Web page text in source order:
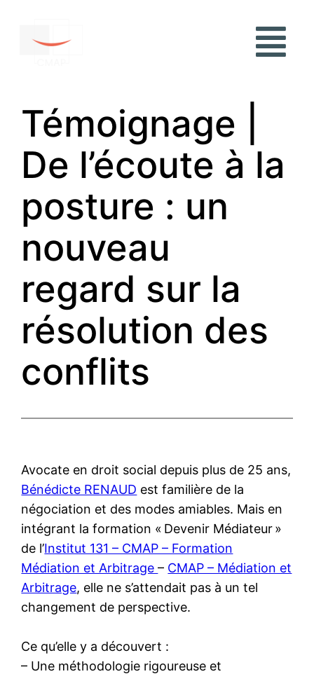
Témoignage |
De l’écoute à la
posture : un
nouveau
regard sur la
résolution des
conflits
Avocate en droit social depuis plus de 25 ans,
Bénédicte RENAUD est familière de la
négociation et des modes amiables. Mais en
intégrant la formation « Devenir Médiateur »
de l’Institut 131 – CMAP – Formation
Médiation et Arbitrage– CMAP – Médiation et
Arbitrage, elle ne s’attendait pas à un tel
changement de perspective.
Ce qu’elle y a découvert :
– Une méthodologie rigoureuse et